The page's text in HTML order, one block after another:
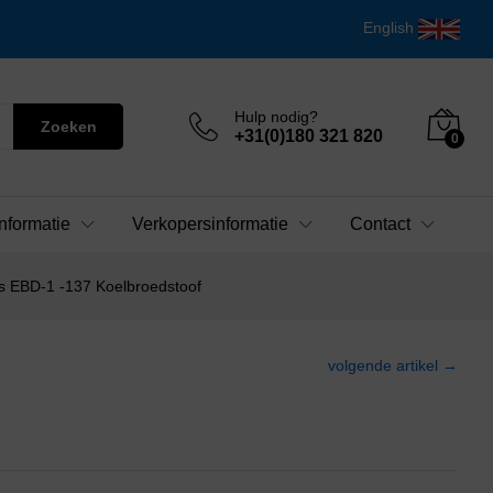
English
Zoeken
Hulp nodig?
+31(0)180 321 820 0
Verkopersinformatie Contact
EBD-1 -137 Koelbroedstoof
volgende artikel →